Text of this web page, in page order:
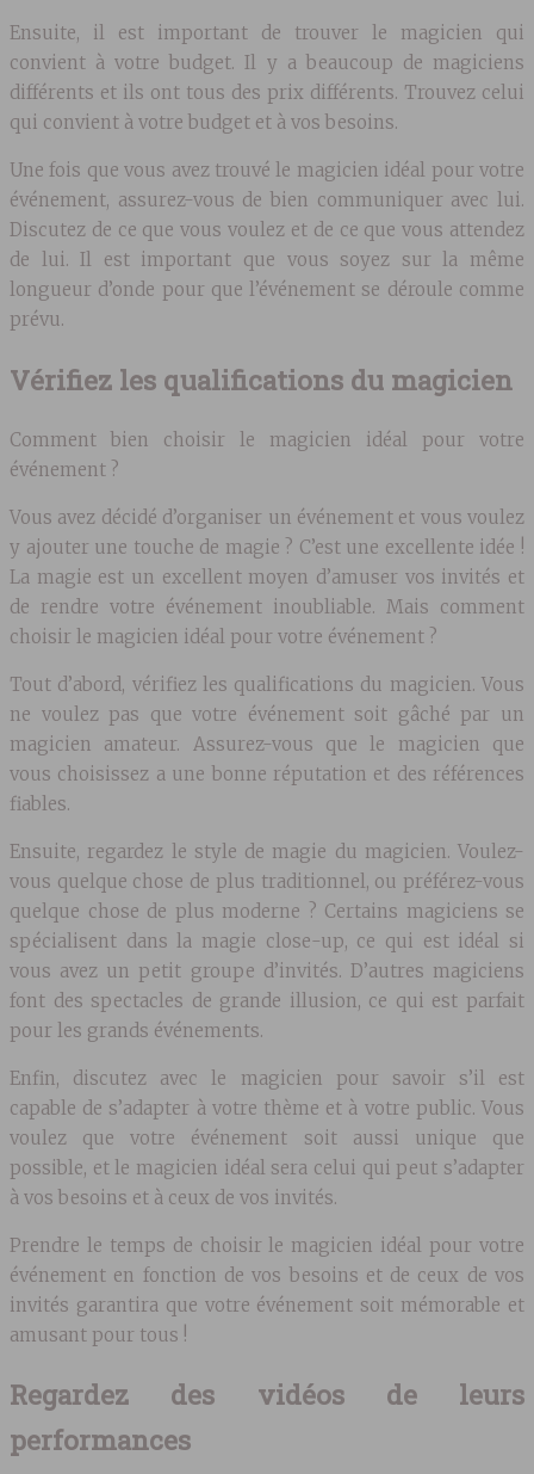
Ensuite, il est important de trouver le magicien qui
convient à votre budget. Il y a beaucoup de magiciens
différents et ils ont tous des prix différents. Trouvez celui
qui convient à votre budget et à vos besoins.
Une fois que vous avez trouvé le magicien idéal pour votre
événement, assurez-vous de bien communiquer avec lui.
Discutez de ce que vous voulez et de ce que vous attendez
de lui. Il est important que vous soyez sur la même
longueur d’onde pour que l’événement se déroule comme
prévu.
Vérifiez les qualifications du magicien
Comment bien choisir le magicien idéal pour votre
événement ?
Vous avez décidé d’organiser un événement et vous voulez
y ajouter une touche de magie ? C’est une excellente idée !
La magie est un excellent moyen d’amuser vos invités et
de rendre votre événement inoubliable. Mais comment
choisir le magicien idéal pour votre événement ?
Tout d’abord, vérifiez les qualifications du magicien. Vous
ne voulez pas que votre événement soit gâché par un
magicien amateur. Assurez-vous que le magicien que
vous choisissez a une bonne réputation et des références
fiables.
Ensuite, regardez le style de magie du magicien. Voulez-
vous quelque chose de plus traditionnel, ou préférez-vous
quelque chose de plus moderne ? Certains magiciens se
spécialisent dans la magie close-up, ce qui est idéal si
vous avez un petit groupe d’invités. D’autres magiciens
font des spectacles de grande illusion, ce qui est parfait
pour les grands événements.
Enfin, discutez avec le magicien pour savoir s’il est
capable de s’adapter à votre thème et à votre public. Vous
voulez que votre événement soit aussi unique que
possible, et le magicien idéal sera celui qui peut s’adapter
à vos besoins et à ceux de vos invités.
Prendre le temps de choisir le magicien idéal pour votre
événement en fonction de vos besoins et de ceux de vos
invités garantira que votre événement soit mémorable et
amusant pour tous !
Regardez des vidéos de leurs
performances